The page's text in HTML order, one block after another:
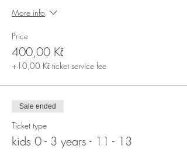
More info
Price
400,00 Kč
+10,00 Kč ticket service fee
Sale ended
Ticket type
kids 0 - 3 years - 11 - 13